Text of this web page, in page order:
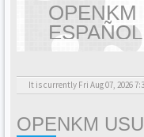
OPENKM
ESPAÑOL
It is currently Fri Aug 07, 2026
OPENKM